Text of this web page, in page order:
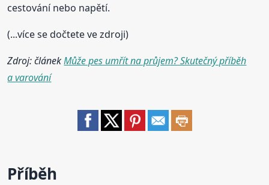
cestování nebo napětí.
(...více se dočtete ve zdroji)
Zdroj: článekMůže pes umřít na průjem? Skutečný příběh
a varování
Příběh